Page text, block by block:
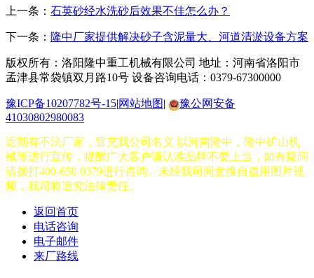
上一条： 石英砂经水洗砂后效果不佳怎么办？
下一条： 隆中厂家提供解决砂子含泥量大、河道清淤设备方案
版权所有：洛阳隆中重工机械有限公司 地址：河南省洛阳市
孟津县常袋镇双月路10号 设备咨询电话：0379-67300000
豫ICP备10207782号-15|网站地图|
豫公网安备
41030802980083
近期有不法厂家，冒充我公司名义 以河南隆中，隆中矿山机
械等进行宣传，提醒广大客户请认准品牌不要上当，如有疑问
请拨打400-658-0379进行咨询。未经我司同意擅自盗用图片视
频，我司将追究法律责任。
返回首页
电话咨询
电子邮件
来厂路线